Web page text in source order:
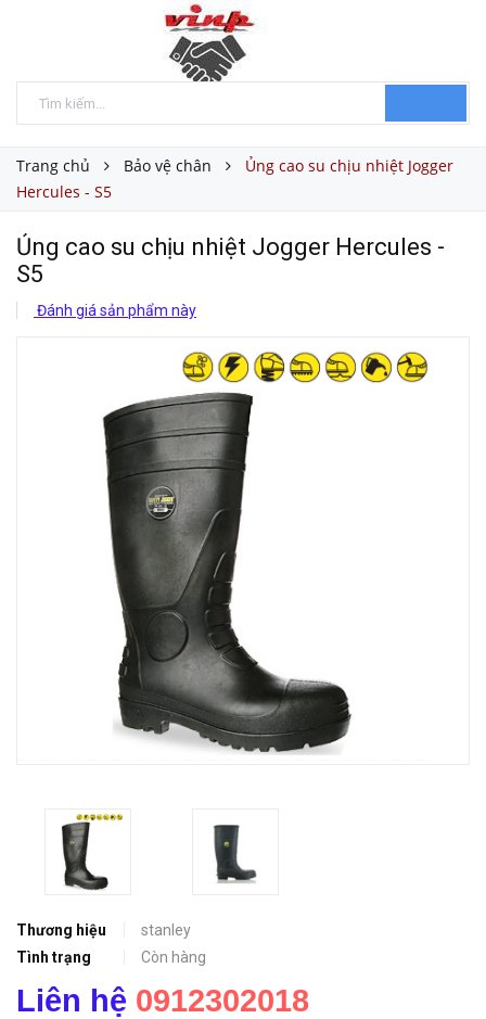
Trang chủ Bảo vệ chân
Ủng cao su chịu nhiệt Jogger
Hercules - S5
Ủng cao su chịu nhiệt Jogger Hercules -
S5
Đánh giá sản phẩm này
Thương hiệu
stanley
Tình trạng
Còn hàng
Liên hệ 0912302018